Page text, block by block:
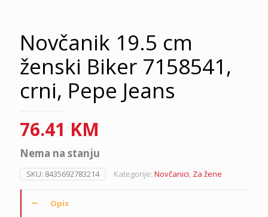
Novčanik 19.5 cm
ženski Biker 7158541,
crni, Pepe Jeans
76.41 KM
Nema na stanju
SKU: 8435692783214 Kategorije: Novčanici, Za žene
Opis